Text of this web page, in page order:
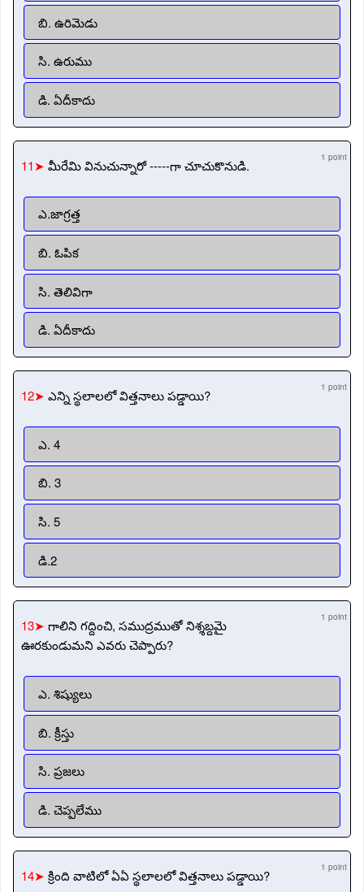
బి. ఉరిమెడు
సి. ఉరుము
డి. ఏదీకాదు
11➤ మీరేమి వినుచున్నారో -----గా చూచుకొనుడి. 1 point
ఎ.జాగ్రత్త
బి. ఓపిక
సి. తెలివిగా
డి. ఏదీకాదు
12➤ ఎన్ని స్థలాలలో విత్తనాలు పడ్డాయి? 1 point
ఎ. 4
బి. 3
సి. 5
డి.2
13➤ గాలిని గద్దించి, సముద్రముతో నిశ్శబ్దమై
ఊరకుండుమని ఎవరు చెప్పారు?
1 point
ఎ. శిష్యులు
బి. క్రీస్తు
సి. ప్రజలు
డి. చెప్పలేము
14➤ క్రింది వాటిలో ఏఏ స్థలాలలో విత్తనాలు పడ్డాయి? 1 point